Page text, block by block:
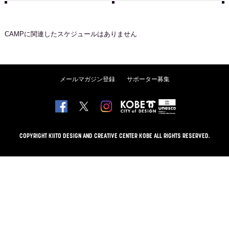
CAMPに関連したスケジュールはありません
メールマガジン登録 サポーター募集
COPYRIGHT KIITO DESIGN AND CREATIVE CENTER KOBE ALL RIGHTS RESERVED.